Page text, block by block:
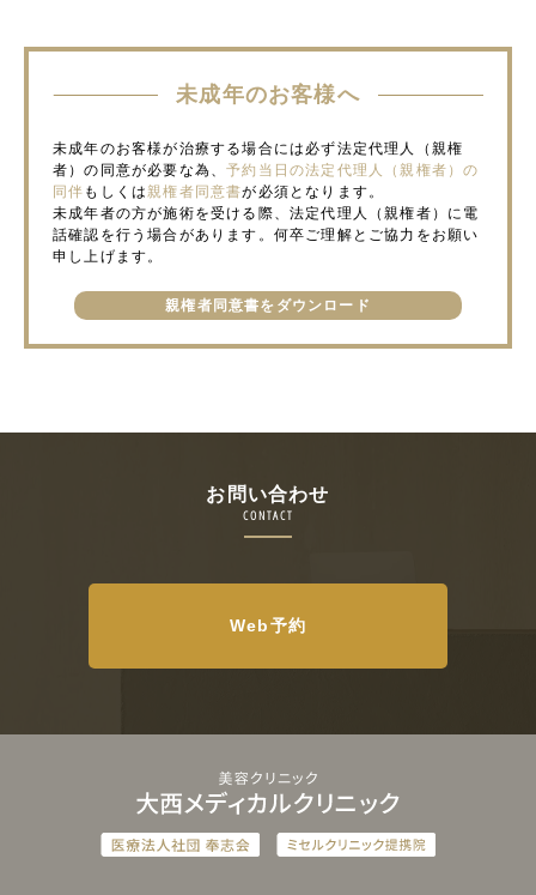
未成年のお客様へ
未成年のお客様が治療する場合には必ず法定代理人（親権
者）の同意が必要な為、予約当日の法定代理人（親権者）の
同伴 もしくは親権者同意書が必須となります。
未成年者の方が施術を受ける際、法定代理人（親権者）に電
話確認を行う場合があります。何卒ご理解とご協力をお願い
申し上げます。
親権者同意書をダウンロード
お問い合わせ
CONTACT
Web予約